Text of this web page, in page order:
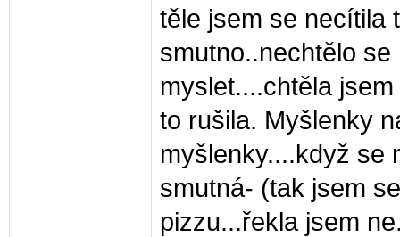
těle jsem se necítila
smutno..nechtělo
myslet....chtěla
to rušila. Myšlenky
myšlenky....když se
smutná- (tak jsem
pizzu...řekla jsem